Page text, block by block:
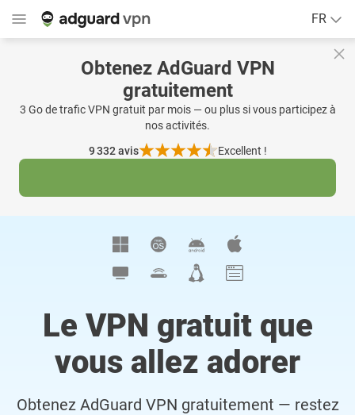
FR
Obtenez AdGuard VPN
gratuitement
3 Go de trafic VPN gratuit par mois — ou plus si vous participez à
nos activités.
9 332avis Excellent !
Le VPN gratuit que
vous allez adorer
Obtenez AdGuard VPN gratuitement — restez